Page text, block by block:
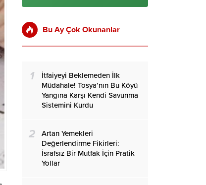
Bu Ay Çok Okunanlar
1
İtfaiyeyi Beklemeden İlk
Müdahale! Tosya’nın Bu Köyü
Yangına Karşı Kendi Savunma
Sistemini Kurdu
2
Artan Yemekleri
Değerlendirme Fikirleri:
İsrafsız Bir Mutfak İçin Pratik
Yollar